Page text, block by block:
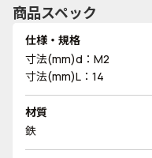
商品スペック
仕様・規格
寸法(mm)d：M2
寸法(mm)L：14
材質
鉄